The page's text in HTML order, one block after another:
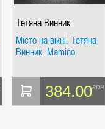
Тетяна Винник
Місто на вікні. Тетяна
Винник. Mamino
384.00грн